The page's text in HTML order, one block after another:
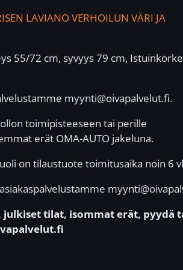
LAVIANO VERHOILUN VÄRI JA
55/72 cm, syvyys 79 cm,
myynti@oivapalvelut.fi.
toimipisteeseen tai perille
erät OMA-AUTO jakeluna.
on tilaustuote toimitusaika noin 6
tilat, isommat erät, pyydä